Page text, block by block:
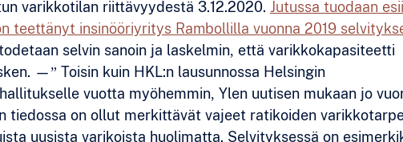
varikkotilan riittävyydestä 3.12.2020. Jutussa tuodaan
teettänyt insinööriyritys Rambollilla vuonna 2019
selvin sanoin ja laskelmin, että varikkokapasiteetti
—” Toisin kuin HKL:n lausunnossa Helsingin
vuotta myöhemmin, Ylen uutisen mukaan jo
tiedossa on ollut merkittävät vajeet ratikoiden
uusista varikoista huolimatta. Selvityksessä on